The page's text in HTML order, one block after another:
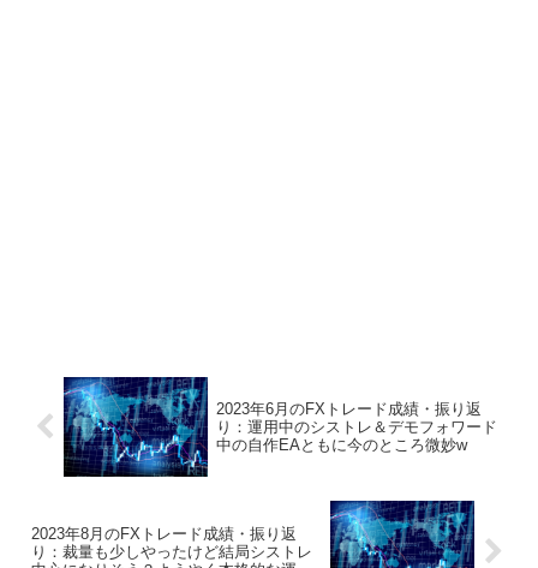
2023年6月のFXトレード成績・振り返
り：運用中のシストレ＆デモフォワード
中の自作EAともに今のところ微妙w
2023年8月のFXトレード成績・振り返
り：裁量も少しやったけど結局シストレ